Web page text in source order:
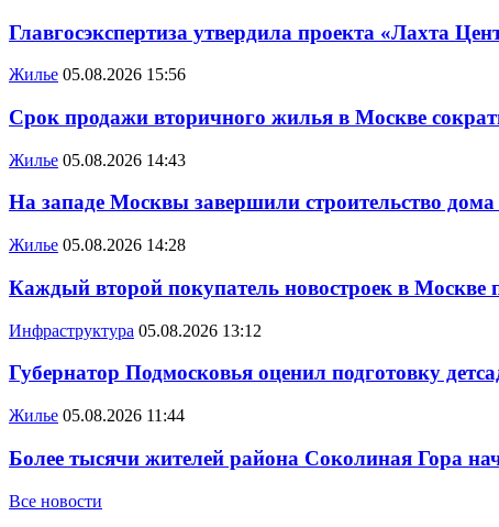
Главгосэкспертиза утвердила проекта «Лахта
Жилье 05.08.2026 15:56
Срок продажи вторичного жилья в Москве
Жилье 05.08.2026 14:43
На западе Москвы завершили строительство
Жилье 05.08.2026 14:28
Каждый второй покупатель новостроек в Москве
Инфраструктура 05.08.2026 13:12
Губернатор Подмосковья оценил подготовку
Жилье 05.08.2026 11:44
Более тысячи жителей района Соколиная Гора
Все новости